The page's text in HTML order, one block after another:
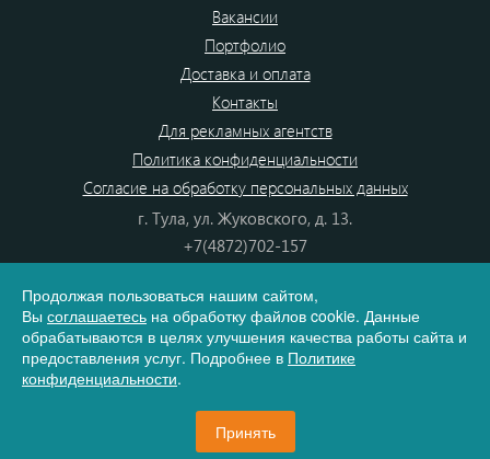
Вакансии
Портфолио
Доставка и оплата
Контакты
Для рекламных агентств
Политика конфиденциальности
Согласие на обработку персональных данных
г. Тула, ул. Жуковского, д. 13.
+7(4872)702-157
8(800) 555-80-87
e-mail:info@dono.su
Продолжая пользоваться нашим сайтом,
Вы соглашаетесь на обработку файлов cookie. Данные
обрабатываются в целях улучшения качества работы сайта и
предоставления услуг. Подробнее в Политике
конфиденциальности.
Принять